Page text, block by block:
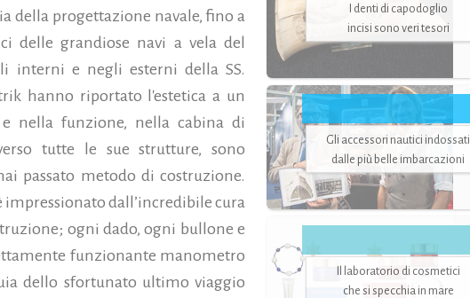
della progettazione navale, fino a
delle grandiose navi a vela del
interni e negli esterni della SS.
hanno riportato l'estetica a un
nella funzione, nella cabina di
tutte le sue strutture, sono
passato metodo di costruzione.
impressionato dall’incredibile cura
ogni dado, ogni bullone e
funzionante manometro
dello sfortunato ultimo viaggio
I denti di capodoglio
incisi sono veri tesori
Gli accessori nautici indossati
dalle più belle imbarcazioni
Il laboratorio di cosmetici
che si specchia in mare